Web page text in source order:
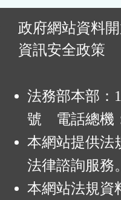
政府網站資料
資訊安全政策
法務部本部：
號 電話總機
本網站提供法
法律諮詢服務。
本網站法規資